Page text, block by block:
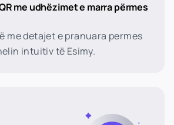
me udhëzimet e marra përmes
me detajet e pranuara permes
intuitiv të Esimy.